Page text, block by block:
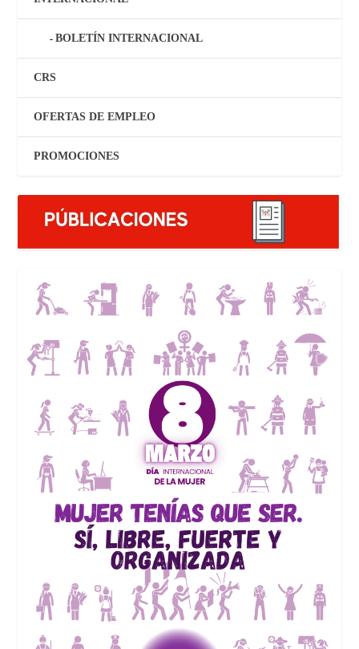
BOLETÍN INTERNACIONAL
CRS
OFERTAS DE EMPLEO
PROMOCIONES